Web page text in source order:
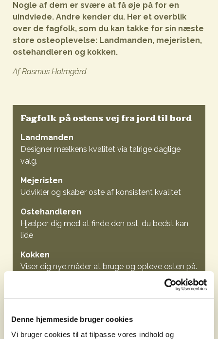
Denne hjemmeside bruger cookies
Vi bruger cookies til at tilpasse vores indhold og
Nogle af dem er svære at få øje på for en
uindviede. Andre kender du. Her et overblik
over de fagfolk, som du kan takke for sin næste
store osteoplevelse: Landmanden, mejeristen,
ostehandleren og kokken.
Af Rasmus Holmgård
Fagfolk på ostens vej fra jord til bord
Landmanden
Designer mælkens kvalitet via talrige daglige
valg.
Mejeristen
Udvikler og skaber oste af konsistent kvalitet
Ostehandleren
Hjælper dig med at finde den ost, du bedst kan
lide
Kokken
Viser dig nye måder at bruge og opleve osten på.
Ostens vej fra jord til bord involverer en række
endda bevidst om, når vi sætter tænderne i den gule
skive på bollen. Men inden vi opsummerer de vigtige